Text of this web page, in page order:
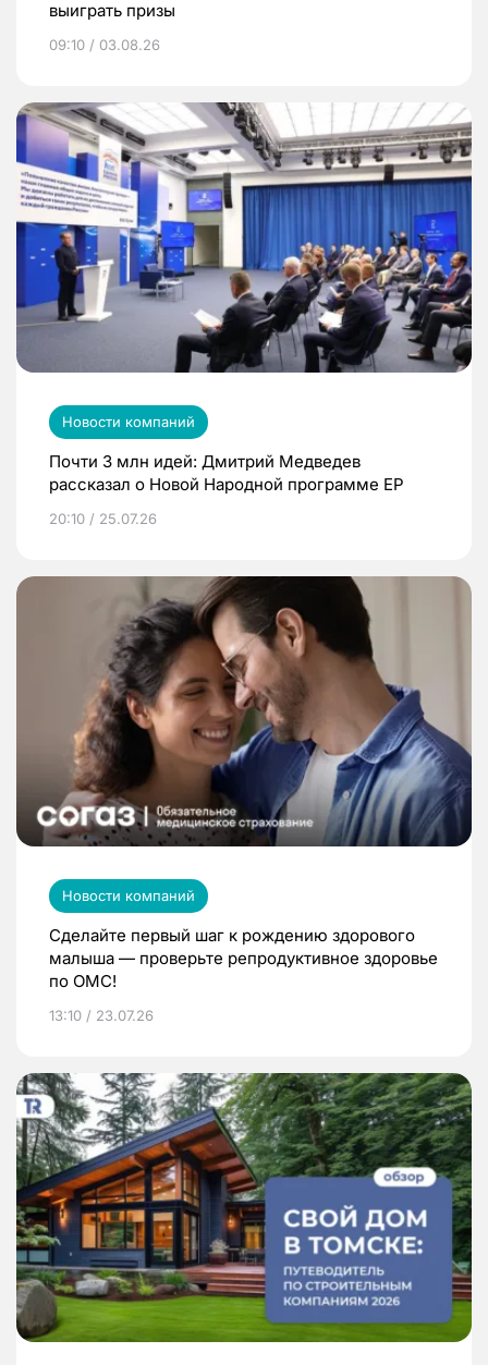
выиграть призы
09:10 / 03.08.26
Новости компаний
Почти 3 млн идей: Дмитрий Медведев
рассказал о Новой Народной программе ЕР
20:10 / 25.07.26
Новости компаний
Сделайте первый шаг к рождению здорового
малыша — проверьте репродуктивное здоровье
по ОМС!
13:10 / 23.07.26